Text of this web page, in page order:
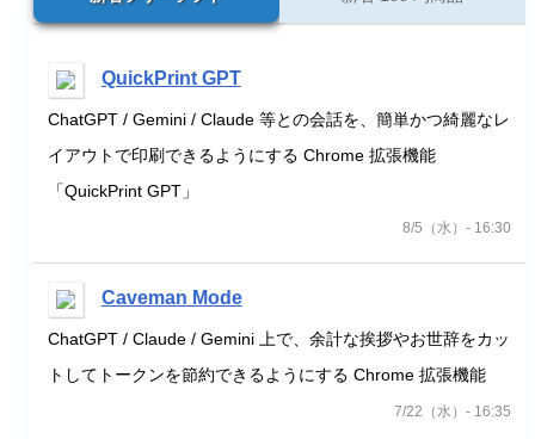
QuickPrint GPT
ChatGPT / Gemini / Claude 等との会話を、簡単かつ綺麗なレ
イアウトで印刷できるようにする Chrome 拡張機能
「QuickPrint GPT」
8/5（水）- 16:30
Caveman Mode
ChatGPT / Claude / Gemini 上で、余計な挨拶やお世辞をカッ
トしてトークンを節約できるようにする Chrome 拡張機能
7/22（水）- 16:35